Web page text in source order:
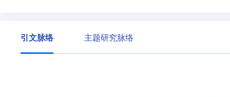
引文脉络 主题研究脉络